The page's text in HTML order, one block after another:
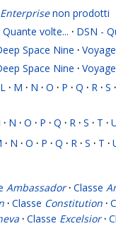
Enterprisenon prodotti
Quante volte... · DSN -
Space Nine ·
Space Nine ·
L · M · N · O · P · Q · R · S ·
· N · O · P · Q · R · S · T ·
· N · O · P · Q · R · S · T ·
Ambassador · Classe
· Classe Constitution ·
· Classe Excelsior ·